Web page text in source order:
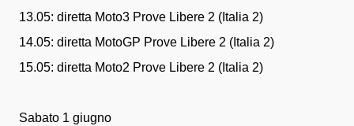
13.05: diretta Moto3 Prove Libere 2 (Italia 2)
14.05: diretta MotoGP Prove Libere 2 (Italia 2)
15.05: diretta Moto2 Prove Libere 2 (Italia 2)
Sabato 1 giugno